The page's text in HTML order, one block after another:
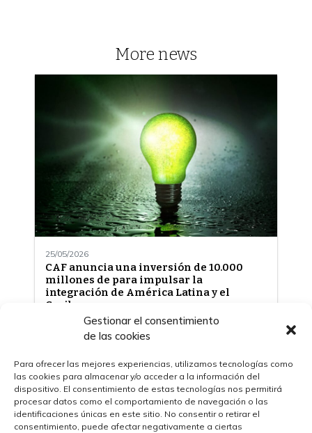
Gestionar el consentimiento
de las cookies
Para ofrecer las mejores experiencias, utilizamos tecnologías como
las cookies para almacenar y/o acceder a la información del
dispositivo. El consentimiento de estas tecnologías nos permitirá
procesar datos como el comportamiento de navegación o las
identificaciones únicas en este sitio. No consentir o retirar el
consentimiento, puede afectar negativamente a ciertas
More news
25/05/2026
CAF anuncia una inversión de 10.000
millones de para impulsar la
integración de América Latina y el
Caribe